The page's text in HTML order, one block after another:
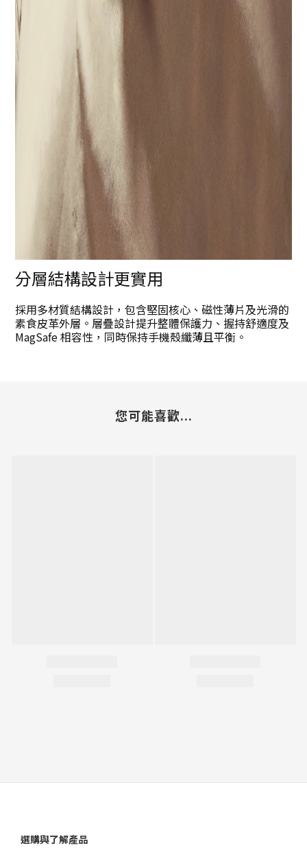
分層結構設計更實用
採用多材質結構設計，包含堅固核心、磁性薄片及光滑的
素食皮革外層。層疊設計提升整體保護力、握持舒適度及
MagSafe 相容性，同時保持手機殼纖薄且平衡。
您可能喜歡...
選購與了解產品